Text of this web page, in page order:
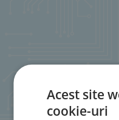
Acest site
cookie-uri